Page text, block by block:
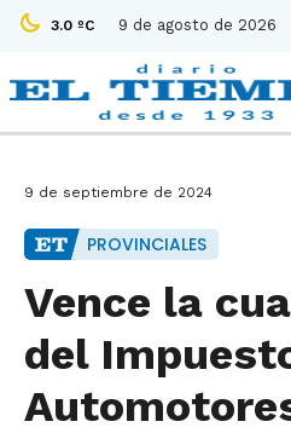
3.0 ºC 9 de agosto de 2026
9 de septiembre de 2024
PROVINCIALES
Vence la
del